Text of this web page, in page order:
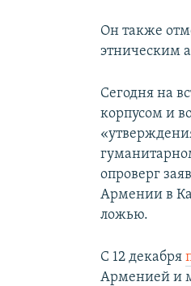
Он также
этническим
Сегодня на
корпусом и
опроверг
Армении в
ложью.
С 12 декабря
Арменией и